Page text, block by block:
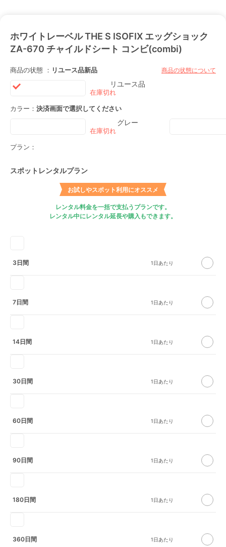
ホワイトレーベル THE S ISOFIX エッグショック
ZA-670 チャイルドシート コンビ(combi)
商品の状態 ： リユース品新品 商品の状態について
リユース品
カラー： 決済画面で選択してください
グレー
プラン：
スポットレンタルプラン
お試しやスポット利用にオススメ
レンタル料金を一括で支払うプランです。
レンタル中にレンタル延長や購入もできます。
3日間
7日間
14日間
30日間
60日間
90日間
180日間
360日間